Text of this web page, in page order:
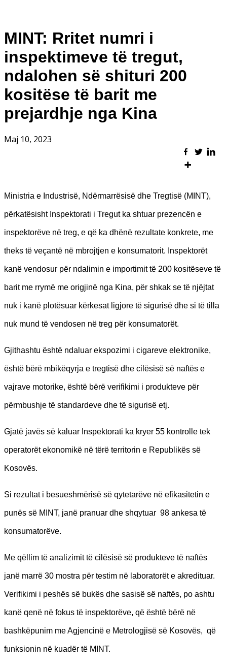
MINT: Rritet numri i
inspektimeve të tregut,
ndalohen së shituri 200
kositëse të barit me
prejardhje nga Kina
Maj 10, 2023
Ministria e Industrisë, Ndërmarrësisë dhe Tregtisë (MINT),
përkatësisht Inspektorati i Tregut ka shtuar prezencën e
inspektorëve në treg, e që ka dhënë rezultate konkrete, me
theks të veçantë në mbrojtjen e konsumatorit. Inspektorët
kanë vendosur për ndalimin e importimit të 200 kositëseve të
barit me rrymë me origjinë nga Kina, për shkak se të njëjtat
nuk i kanë plotësuar kërkesat ligjore të sigurisë dhe si të tilla
nuk mund të vendosen në treg për konsumatorët.
Gjithashtu është ndaluar ekspozimi i cigareve elektronike,
është bërë mbikëqyrja e tregtisë dhe cilësisë së naftës e
vajrave motorike, është bërë verifikimi i produkteve për
përmbushje të standardeve dhe të sigurisë etj.
Gjatë javës së kaluar Inspektorati ka kryer 55 kontrolle tek
operatorët ekonomikë në tërë territorin e Republikës së
Kosovës.
Si rezultat i besueshmërisë së qytetarëve në efikasitetin e
punës së MINT, janë pranuar dhe shqytuar 98 ankesa të
konsumatorëve.
Me qëllim të analizimit të cilësisë së produkteve të naftës
janë marrë 30 mostra për testim në laboratorët e akredituar.
Verifikimi i peshës së bukës dhe sasisë së naftës, po ashtu
kanë qenë në fokus të inspektorëve, që është bërë në
bashkëpunim me Agjencinë e Metrologjisë së Kosovës, që
funksionin në kuadër të MINT.